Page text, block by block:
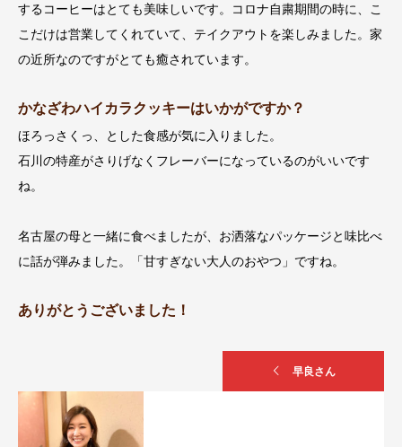
するコーヒーはとても美味しいです。コロナ自粛期間の時に、こ
こだけは営業してくれていて、テイクアウトを楽しみました。家
の近所なのですがとても癒されています。
かなざわハイカラクッキーはいかがですか？
ほろっさくっ、とした食感が気に入りました。
石川の特産がさりげなくフレーバーになっているのがいいです
ね。
名古屋の母と一緒に食べましたが、お洒落なパッケージと味比べ
に話が弾みました。「甘すぎない大人のおやつ」ですね。
ありがとうございました！
早良さん